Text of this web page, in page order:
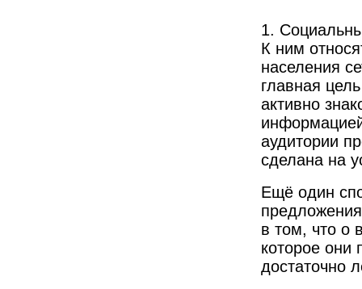
1.
К ним
населения
главная
активно
аудитории
сделана на
Ещё один
в том, что о
которое они
достаточно